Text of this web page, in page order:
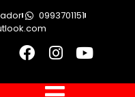
0993701151